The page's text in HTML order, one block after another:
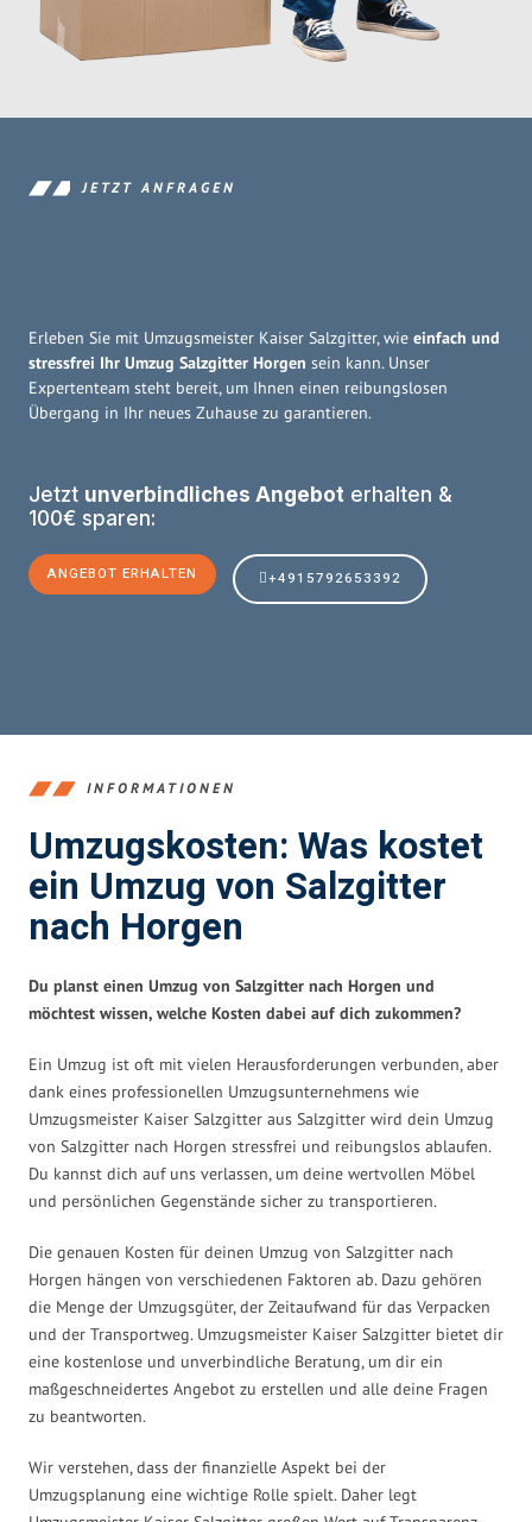
JETZT ANFRAGEN
Erleben Sie mit Umzugsmeister Kaiser Salzgitter, wie einfach und
stressfrei Ihr Umzug Salzgitter Horgen sein kann. Unser
Expertenteam steht bereit, um Ihnen einen reibungslosen
Übergang in Ihr neues Zuhause zu garantieren.
Jetzt unverbindliches Angebot erhalten &
100€ sparen:
ANGEBOT ERHALTEN +4915792653392
INFORMATIONEN
Umzugskosten: Was kostet
ein Umzug von Salzgitter
nach Horgen
Du planst einen Umzug von Salzgitter nach Horgen und
möchtest wissen, welche Kosten dabei auf dich zukommen?
Ein Umzug ist oft mit vielen Herausforderungen verbunden, aber
dank eines professionellen Umzugsunternehmens wie
Umzugsmeister Kaiser Salzgitter aus Salzgitter wird dein Umzug
von Salzgitter nach Horgen stressfrei und reibungslos ablaufen.
Du kannst dich auf uns verlassen, um deine wertvollen Möbel
und persönlichen Gegenstände sicher zu transportieren.
Die genauen Kosten für deinen Umzug von Salzgitter nach
Horgen hängen von verschiedenen Faktoren ab. Dazu gehören
die Menge der Umzugsgüter, der Zeitaufwand für das Verpacken
und der Transportweg. Umzugsmeister Kaiser Salzgitter bietet dir
eine kostenlose und unverbindliche Beratung, um dir ein
maßgeschneidertes Angebot zu erstellen und alle deine Fragen
zu beantworten.
Wir verstehen, dass der finanzielle Aspekt bei der
Umzugsplanung eine wichtige Rolle spielt. Daher legt